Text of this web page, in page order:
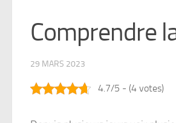
Comprendre
29 MARS 2023
4.7/5 - (4 votes)